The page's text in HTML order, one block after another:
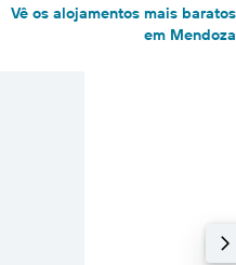
Vê os alojamentos mais baratos
em Mendoza